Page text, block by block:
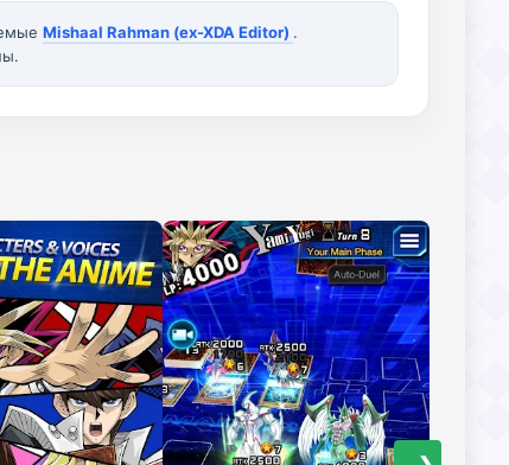
Mishaal Rahman (ex-XDA Editor) .